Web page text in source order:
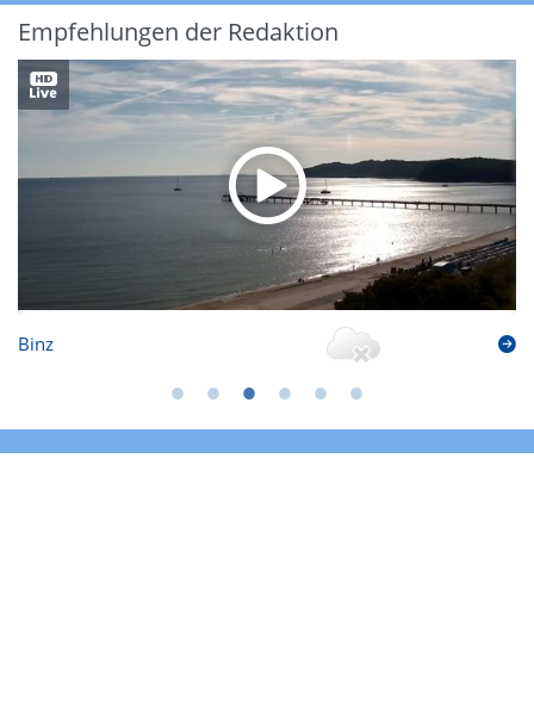
Empfehlungen der Redaktion
Binz